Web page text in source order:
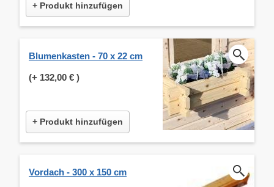
+ Produkt hinzufügen
Blumenkasten - 70 x 22 cm
(+ 132,00 € )
+ Produkt hinzufügen
Vordach - 300 x 150 cm